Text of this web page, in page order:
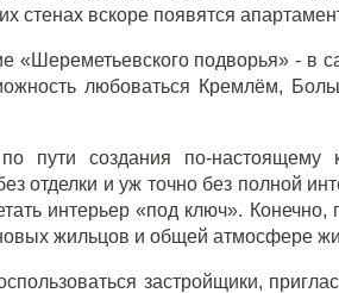
стенах вскоре появятся
«Шереметьевского подворья» - в
любоваться Кремлём,
пути создания по-
отделки и уж точно без полной
интерьер «под ключ». Конечно,
жильцов и общей атмосфере
застройщики,